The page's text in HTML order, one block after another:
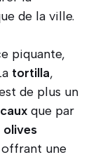
de la ville.
piquante,
tortilla,
de plus un
que par
olives
une